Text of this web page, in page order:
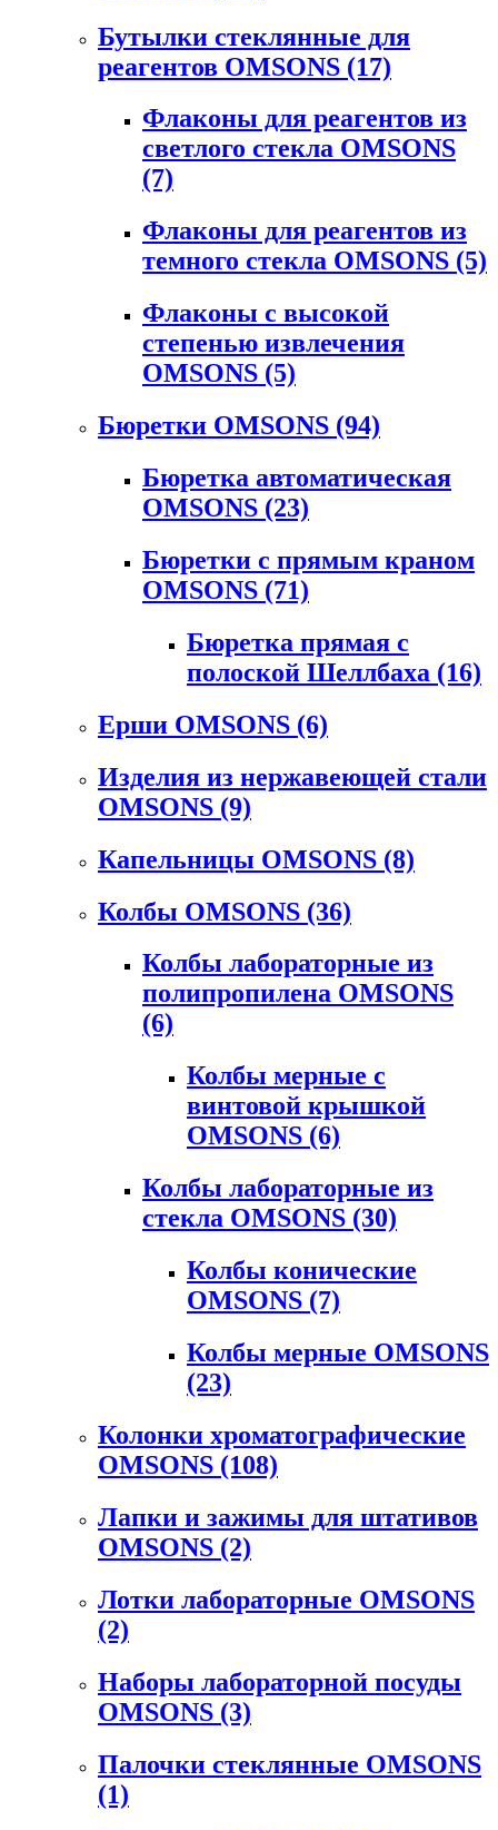
Бутылки стеклянные для
реагентов OMSONS (17)
Флаконы для реагентов из
светлого стекла OMSONS
(7)
Флаконы для реагентов из
темного стекла OMSONS (5)
Флаконы с высокой
степенью извлечения
OMSONS (5)
Бюретки OMSONS (94)
Бюретка автоматическая
OMSONS (23)
Бюретки с прямым краном
OMSONS (71)
Бюретка прямая с
полоской Шеллбаха (16)
Ерши OMSONS (6)
Изделия из нержавеющей стали
OMSONS (9)
Капельницы OMSONS (8)
Колбы OMSONS (36)
Колбы лабораторные из
полипропилена OMSONS
(6)
Колбы мерные с
винтовой крышкой
OMSONS (6)
Колбы лабораторные из
стекла OMSONS (30)
Колбы конические
OMSONS (7)
Колбы мерные OMSONS
(23)
Колонки хроматографические
OMSONS (108)
Лапки и зажимы для штативов
OMSONS (2)
Лотки лабораторные OMSONS
(2)
Наборы лабораторной посуды
OMSONS (3)
Палочки стеклянные OMSONS
(1)